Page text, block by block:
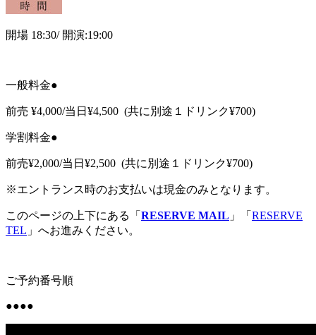
開場 18:30/ 開演:19:00
一般料金●
前売 ¥4,000/当日¥4,500 (共に別途１ドリンク¥700)
学割料金●
前売¥2,000/当日¥2,500 (共に別途１ドリンク¥700)
※エントランス時のお支払いは現金のみとなります。
このページの上下にある「 RESERVE MAIL 」「 RESERVE
TEL 」へお進みください。
ご予約番号順
●●●●